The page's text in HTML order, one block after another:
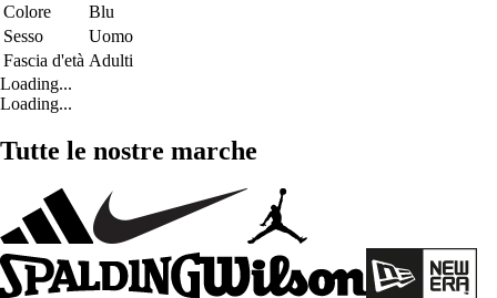
Colore
Blu
Sesso
Uomo
Fascia d'età Adulti
Loading...
Loading...
Tutte le nostre marche